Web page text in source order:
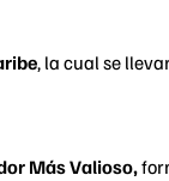
, la cual se
Más Valioso,